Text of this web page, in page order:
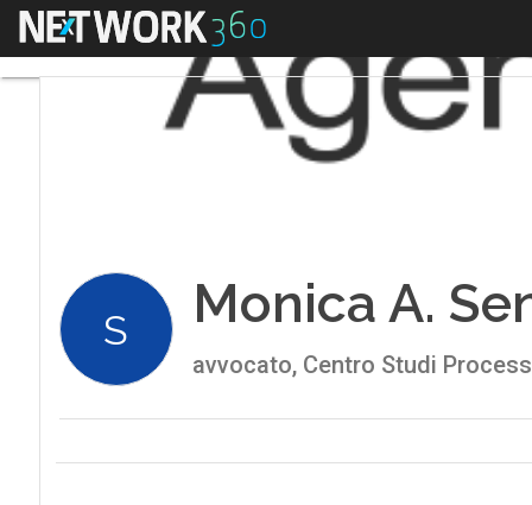
Menu
S Monica A.
avvocato, Centro Studi